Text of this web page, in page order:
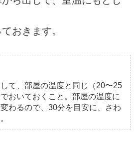
おきます。
て、部屋の温度と同じ（20〜25
おいておくこと。部屋の温度に
わるので、30分を目安に、さわ